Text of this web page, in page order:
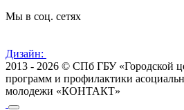
Мы в соц. сетях
Дизайн:
2013 - 2026 © СПб ГБУ «Городской
программ и профилактики
молодежи «КОНТАКТ»